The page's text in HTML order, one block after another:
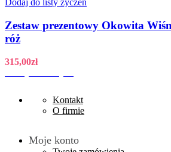
Dodaj do listy życzeń
Zestaw prezentowy Okowita
róż
315,00zł
Kontakt
O firmie
Moje konto